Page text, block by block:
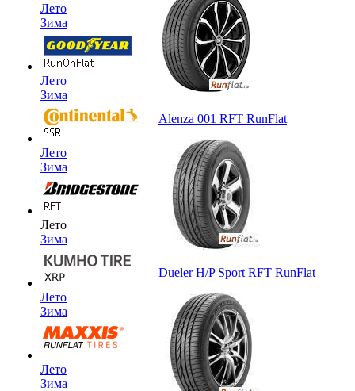
Лето
Зима
Лето
Зима
Лето
Зима
Лето
Зима
Лето
Зима
Лето
Зима
Alenza 001 RFT RunFlat
Dueler H/P Sport RFT RunFlat